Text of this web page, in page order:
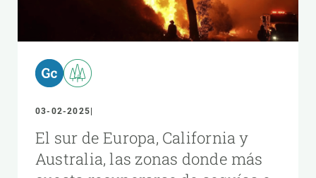
03-02-2025
El sur de Europa, California y
Australia, las zonas donde más